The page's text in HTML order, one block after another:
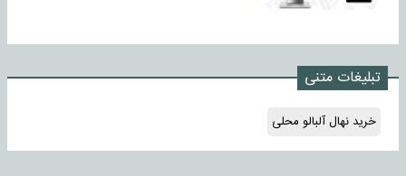
تبلیغات متنی
خرید نهال آلبالو محلی